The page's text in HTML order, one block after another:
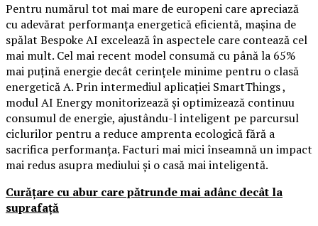
Pentru numărul tot mai mare de europeni care apreciază
cu adevărat performanța energetică eficientă, mașina de
spălat Bespoke AI excelează în aspectele care contează cel
mai mult. Cel mai recent model consumă cu până la 65%
mai puțină energie decât cerințele minime pentru o clasă
energetică A. Prin intermediul aplicației SmartThings ,
modul AI Energy monitorizează și optimizează continuu
consumul de energie, ajustându-l inteligent pe parcursul
ciclurilor pentru a reduce amprenta ecologică fără a
sacrifica performanța. Facturi mai mici înseamnă un impact
mai redus asupra mediului și o casă mai inteligentă.
Curățare cu abur care pătrunde mai adânc decât la
suprafață